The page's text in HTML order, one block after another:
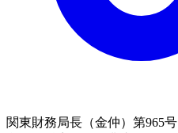
関東財務局長（金仲）第965号